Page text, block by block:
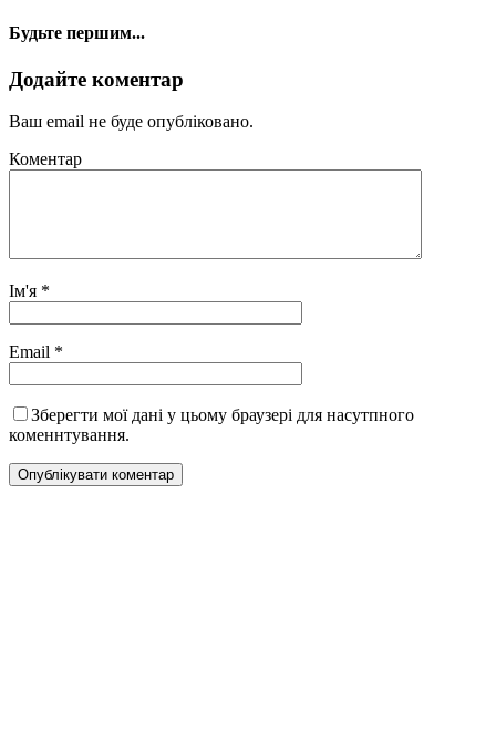
Будьте першим...
Додайте коментар
Ваш email не буде опубліковано.
Коментар
Ім'я *
Email *
Зберегти мої дані у цьому браузері для насутпного
коменнтування.